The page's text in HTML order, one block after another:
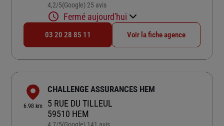
4,2/5Note de 4.2 sur 5
(Google) 25 avis
Fermé aujourd'hui
03 20 28 85 11 Voir la fiche agence
6.98 km
CHALLENGE ASSURANCES HEM
5 RUE DU TILLEUL
59510 HEM
Note de 4.7 sur 5